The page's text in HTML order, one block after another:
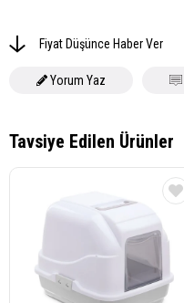
Fiyat Düşünce Haber Ver
Yorum Yaz